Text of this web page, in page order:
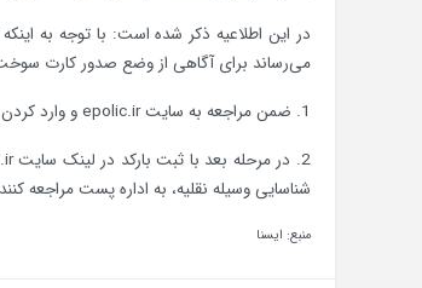
می‌رساند برای آگاهی از وضع صدور کارت
1. ضمن مراجعه به سایت epolic.ir و وارد کردن شماره پلاک خودرو، بارکد پستی کارت سوخت خود را دریافت کنند.
شناسایی وسیله نقلیه، به اداره پست مراجعه
منبع: ایسنا